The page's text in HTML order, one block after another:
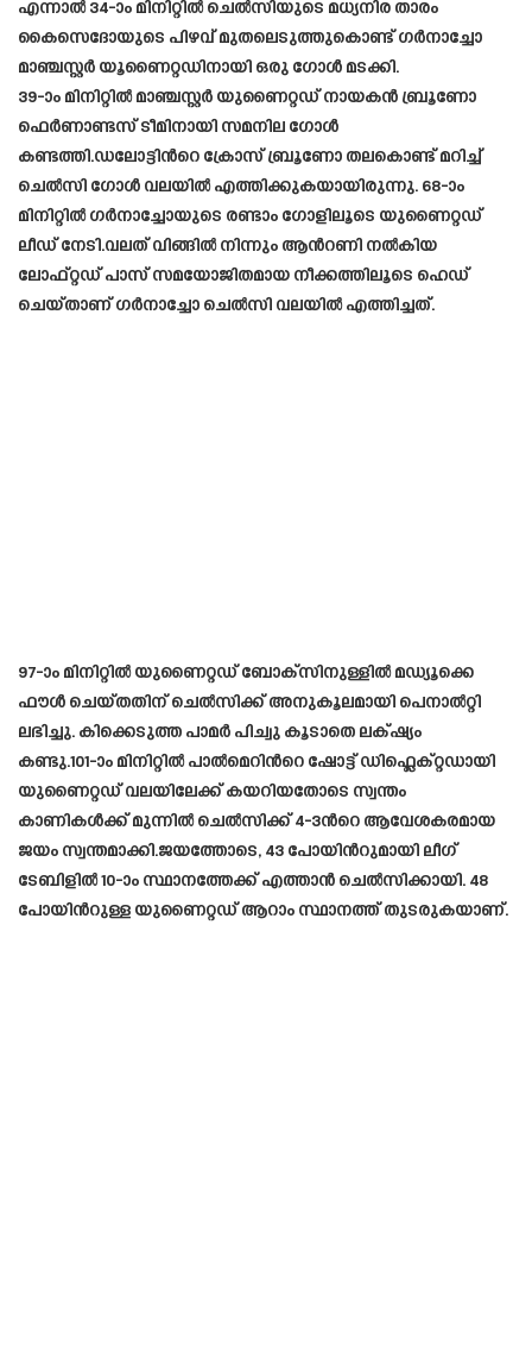
എന്നാൽ 34-ാം മിനിറ്റിൽ ചെല്‍സിയുടെ മധ്യനിര താരം
കൈസെദോയുടെ പിഴവ് മുതലെടുത്തുകൊണ്ട് ഗര്‍നാച്ചോ
മാഞ്ചസ്റ്റർ യൂണൈറ്റഡിനായി ഒരു ഗോൾ മടക്കി.
39-ാം മിനിറ്റില്‍ മാഞ്ചസ്റ്റര്‍ യുണൈറ്റഡ് നായകൻ ബ്രൂണോ
ഫെര്‍ണാണ്ടസ് ടീമിനായി സമനില ഗോള്‍
കണ്ടത്തി.ഡലോട്ടിന്‍റെ ക്രോസ് ബ്രൂണോ തലകൊണ്ട് മറിച്ച്
ചെല്‍സി ഗോള്‍ വലയില്‍ എത്തിക്കുകയായിരുന്നു. 68-ാം
മിനിറ്റില്‍ ഗര്‍നാച്ചോയുടെ രണ്ടാം ഗോളിലൂടെ യുണൈറ്റഡ്
ലീഡ് നേടി.വലത് വിങ്ങില്‍ നിന്നും ആന്‍റണി നല്‍കിയ
ലോഫ്റ്റഡ് പാസ് സമയോജിതമായ നീക്കത്തിലൂടെ ഹെഡ്
ചെയ്‌താണ് ഗര്‍നാച്ചോ ചെല്‍സി വലയില്‍ എത്തിച്ചത്.
97-ാം മിനിറ്റില്‍ യുണൈറ്റഡ് ബോക്‌സിനുള്ളില്‍ മഡ്യൂക്കെ
ഫൗള്‍ ചെയ്തതിന് ചെൽസിക്ക് അനുകൂലമായി പെനാൽറ്റി
ലഭിച്ചു. കിക്കെടുത്ത പാമർ പിച്വു കൂടാതെ ലക്‌ഷ്യം
കണ്ടു.101-ാം മിനിറ്റില്‍ പാല്‍മെറിന്‍റെ ഷോട്ട് ഡിഫ്ലെക്‌റ്റഡായി
യുണൈറ്റഡ് വലയിലേക്ക് കയറിയതോടെ സ്വന്തം
കാണികള്‍ക്ക് മുന്നില്‍ ചെല്‍സിക്ക് 4-3ന്‍റെ ആവേശകരമായ
ജയം സ്വന്തമാക്കി.ജയത്തോടെ, 43 പോയിന്‍റുമായി ലീഗ്
ടേബിളില്‍ 10-ാം സ്ഥാനത്തേക്ക് എത്താൻ ചെല്‍സിക്കായി. 48
പോയിന്‍റുള്ള യുണൈറ്റഡ് ആറാം സ്ഥാനത്ത് തുടരുകയാണ്.